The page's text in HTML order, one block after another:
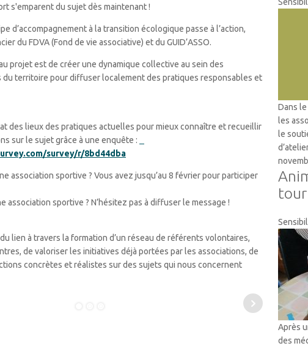
s'emparent du sujet dès maintenant !
d’accompagnement à la transition écologique passe à l’action,
du FDVA (Fond de vie associative) et du GUID’ASSO.
projet est de créer une dynamique collective au sein des
du territoire pour diffuser localement des pratiques responsables et
des lieux des pratiques actuelles pour mieux connaître et recueillir
sur le sujet grâce à une enquête :
survey/r/8bd44dba
association sportive ? Vous avez jusqu’au 8 février pour participer
association sportive ? N’hésitez pas à diffuser le message !
lien à travers la formation d’un réseau de référents volontaires,
de valoriser les initiatives déjà portées par les associations, de
concrètes et réalistes sur des sujets qui nous concernent
Dans
les
le
tour
Après
des